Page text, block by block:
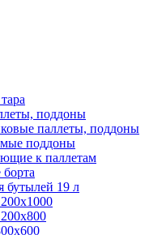
поддоны
паллеты, поддоны
поддоны
к паллетам
бутылей 19 л